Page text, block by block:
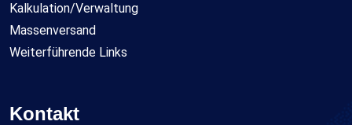
Kalkulation/Verwaltung
Massenversand
Weiterführende Links
Kontakt